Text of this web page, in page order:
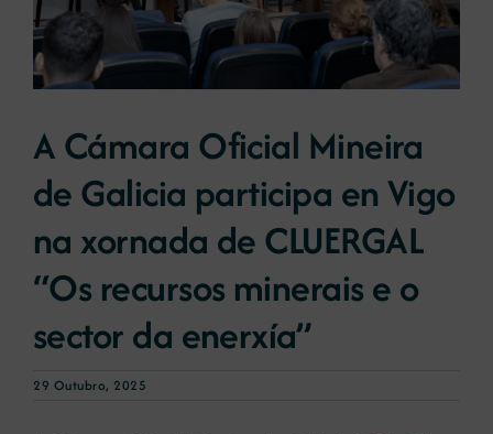
Novas
Portal de emprego
Contacto
A Cámara Oficial Mineira
de Galicia participa en Vigo
na xornada de CLUERGAL
“Os recursos minerais e o
sector da enerxía”
29 Outubro, 2025